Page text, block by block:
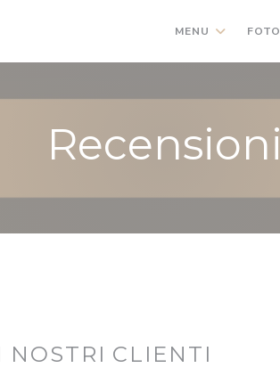
MENU FOTO
Recensioni
NOSTRI CLIENTI